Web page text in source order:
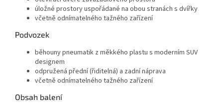
úložné prostory uspořádané na obou stranách s dvířky
včetně odnímatelného tažného zařízení
Podvozek
běhouny pneumatik z měkkého plastu s moderním SUV
designem
odpružená přední (řiditelná) a zadní náprava
včetně odnímatelného tažného zařízení
Obsah balení